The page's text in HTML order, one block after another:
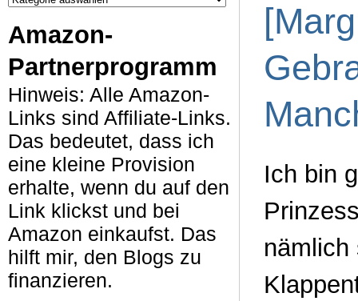
Amazon-
Partnerprogramm
Hinweis: Alle Amazon-
Links sind Affiliate-Links.
Das bedeutet, dass ich
eine kleine Provision
erhalte, wenn du auf den
Link klickst und bei
Amazon einkaufst. Das
hilft mir, den Blogs zu
finanzieren.
Ich bin
nämlich